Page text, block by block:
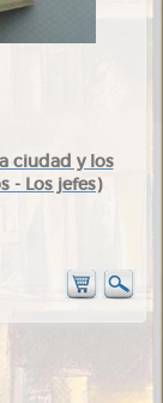
ciudad y los
- Los jefes)